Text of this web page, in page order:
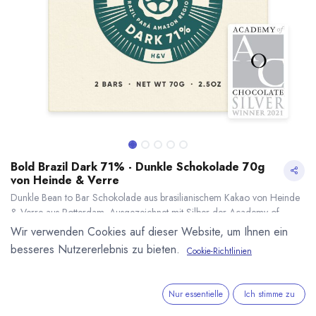
Bold Brazil Dark 71% - Dunkle Schokolade 70g
von Heinde & Verre
Dunkle Bean to Bar Schokolade aus brasilianischem Kakao von Heinde
& Verre aus Rotterdam. Ausgezeichnet mit Silber der Academy of
Chocolate (2021). 71% Kakaogehalt. Inhalt 70g (2x35g Tafel).
6,21
(88,71€/ 1 kg)
Wir verwenden Cookies auf dieser Website, um Ihnen ein
besseres Nutzererlebnis zu bieten.
Cookie-Richtlinien
Nur essentielle Ich stimme zu